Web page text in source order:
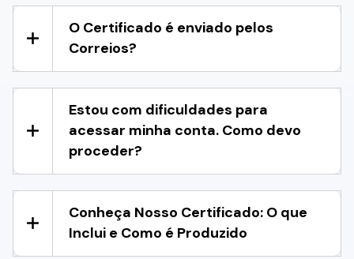
O Certificado é enviado pelos
Correios?
Estou com dificuldades para
acessar minha conta. Como devo
proceder?
Conheça Nosso Certificado: O que
Inclui e Como é Produzido